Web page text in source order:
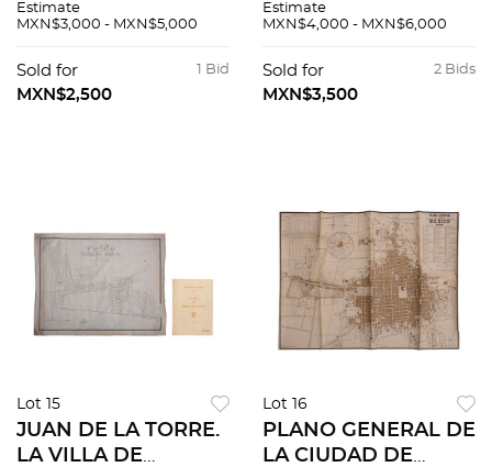
dÁcapulco. /
Litografías. Piezas: 6
Estimate
MXN$3,000 - MXN$5,000
1 Bid
Sold for
MXN$2,500
Arrowsmith. Mexico.
Constable, 1823.
Mapa grabado. Pzs 7
Estimate
MXN$4,000 - MXN$6,000
2 Bids
Sold for
MXN$3,500
Lot 15
JUAN DE LA TORRE.
LA VILLA DE
Lot 16
PLANO GENERAL DE
LA CIUDAD DE